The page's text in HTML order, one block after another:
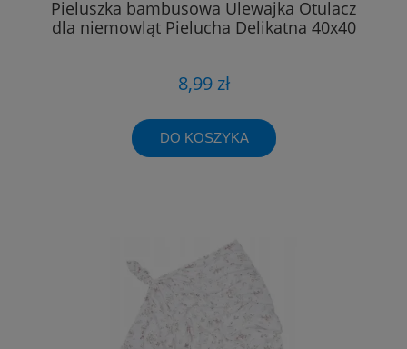
Pieluszka bambusowa Ulewajka Otulacz
dla niemowląt Pielucha Delikatna 40x40
8,99 zł
DO KOSZYKA